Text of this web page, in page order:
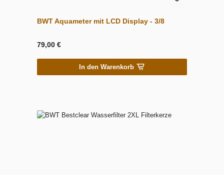
BWT Aquameter mit LCD Display - 3/8
79,00 €
In den Warenkorb